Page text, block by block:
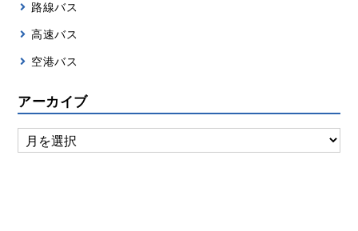
路線バス
高速バス
空港バス
アーカイブ